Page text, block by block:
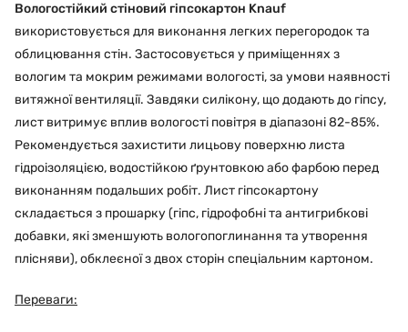
Вологостійкий стіновий гіпсокартон Knauf
використовується для виконання легких перегородок та
облицювання стін. Застосовується у приміщеннях з
вологим та мокрим режимами вологості, за умови наявності
витяжної вентиляції. Завдяки силікону, що додають до гіпсу,
лист витримує вплив вологості повітря в діапазоні 82-85%.
Рекомендується захистити лицьову поверхню листа
гідроізоляцією, водостійкою ґрунтовкою або фарбою перед
виконанням подальших робіт. Лист гіпсокартону
складається з прошарку (гіпс, гідрофобні та антигрибкові
добавки, які зменшують вологопоглинання та утворення
плісняви), обклеєної з двох сторін спеціальним картоном.
Переваги: